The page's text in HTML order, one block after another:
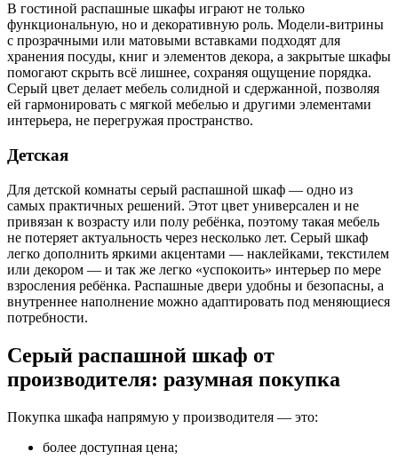
В гостиной распашные шкафы играют не только
функциональную, но и декоративную роль. Модели-витрины
с прозрачными или матовыми вставками подходят для
хранения посуды, книг и элементов декора, а закрытые шкафы
помогают скрыть всё лишнее, сохраняя ощущение порядка.
Серый цвет делает мебель солидной и сдержанной, позволяя
ей гармонировать с мягкой мебелью и другими элементами
интерьера, не перегружая пространство.
Детская
Для детской комнаты серый распашной шкаф — одно из
самых практичных решений. Этот цвет универсален и не
привязан к возрасту или полу ребёнка, поэтому такая мебель
не потеряет актуальность через несколько лет. Серый шкаф
легко дополнить яркими акцентами — наклейками, текстилем
или декором — и так же легко «успокоить» интерьер по мере
взросления ребёнка. Распашные двери удобны и безопасны, а
внутреннее наполнение можно адаптировать под меняющиеся
потребности.
Серый распашной шкаф от
производителя: разумная покупка
Покупка шкафа напрямую у производителя — это:
более доступная цена;